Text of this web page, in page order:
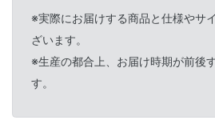
※実際にお届けする商品と仕様やサ
ざいます。
※生産の都合上、お届け時期が前後
す。